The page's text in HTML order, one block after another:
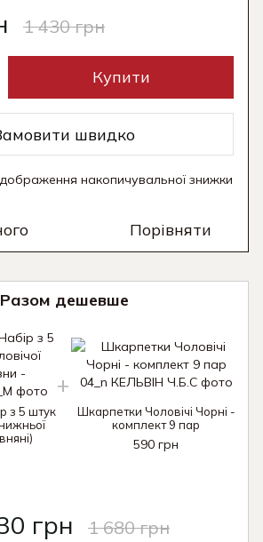
1 430 грн
Купити
швидко
накопичувальної знижки
Порівняти
Разом дешевше
з 5 штук
Шкарпетки Чоловічі Чорні -
комплект 9 пар
590 грн
грн 1 680 грн